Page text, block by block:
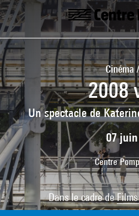
Aller au contenu principal
Centre Pompidou
Cinéma
2008
Un spectacle de
07
Centre
Dans le cadre de